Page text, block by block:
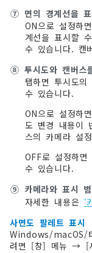
⑦ 면의 경계선을
ON으로 설정하
계선을 표시할
수 있습니다. 캔
⑧ 투시도와 캔버스
탭하면 투시도
수 있습니다.
ON으로 설정하
도 변경 내용이
스의 카메라 설
OFF로 설정하
수 있습니다.
⑨ 카메라와 표시
자세한 내용은 ‘
사면도 팔레트 표시
Windows/macOS/
려면 [창] 메뉴 → [